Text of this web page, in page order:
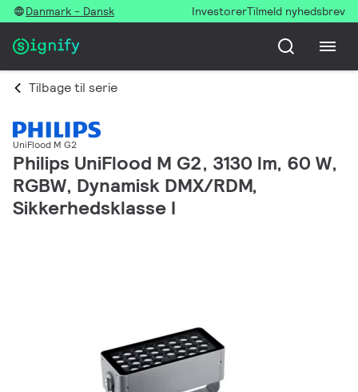
Danmark - Dansk InvestorerTilmeld nyhedsbrev
Tilbage til serie
UniFlood M G2
Philips UniFlood M G2, 3130 lm, 60 W,
RGBW, Dynamisk DMX/RDM,
Sikkerhedsklasse I